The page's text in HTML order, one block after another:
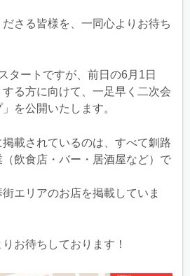
さる皆様を、一同心よりお待ち
タートですが、前日の6月1日
する方に向けて、一足早く二次会
を公開いたします。
載されているのは、すべて釧路
飲食店・バー・居酒屋など）で
エリアのお店を掲載していま
お待ちしております！